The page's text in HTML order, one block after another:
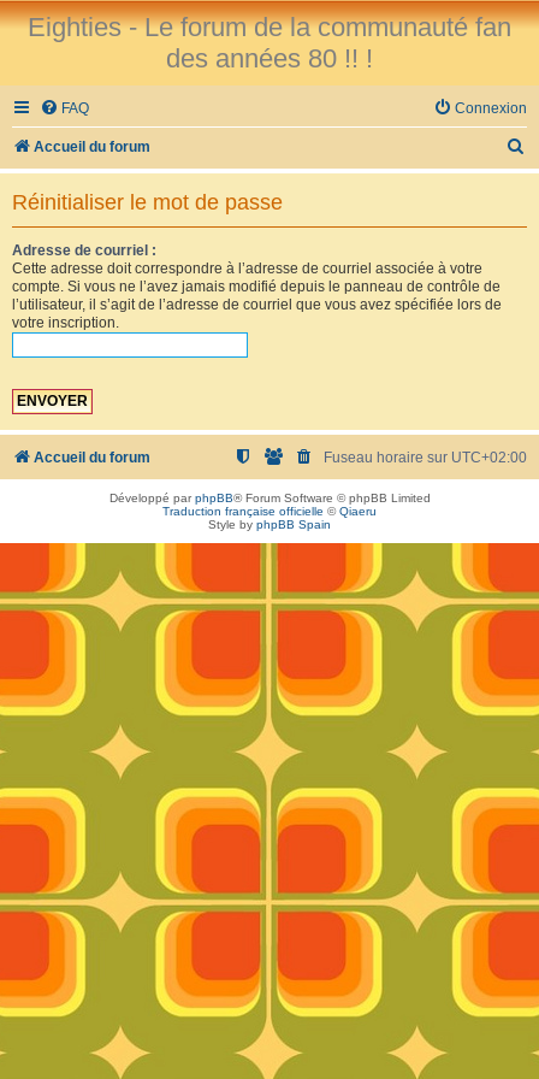
Eighties - Le forum de la communauté fan
des années 80 !! !
FAQ Connexion
Accueil du forum
e
r
Réinitialiser le mot de passe
Adresse de courriel :
Cette adresse doit correspondre à l’adresse de courriel associée à votre
compte. Si vous ne l’avez jamais modifié depuis le panneau de contrôle de
l’utilisateur, il s’agit de l’adresse de courriel que vous avez spécifiée lors de
votre inscription.
Accueil du forum Fuseau horaire sur UTC+02:00
Développé parphpBB® Forum Software © phpBB Limited
Traduction française officielle ©Qiaeru
Style by phpBB Spain